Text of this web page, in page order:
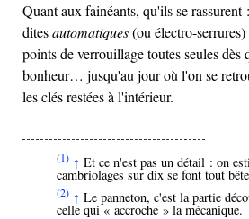
Quant aux fainéants, qu'ils se rassurent
ditesautomatiques(ou électro-
points de verrouillage toutes seules
bonheur… jusqu'au jour où l'on se
les clés restées à l'intérieur.
(1) ↑ Et ce n'est pas un détail : on
cambriolages sur dix se font tout
(2) ↑ Le panneton, c'est la partie
celle qui « accroche » la mécanique.